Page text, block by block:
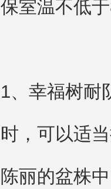
保室温不低
1、幸福树耐
时，可以适
陈丽的盆株